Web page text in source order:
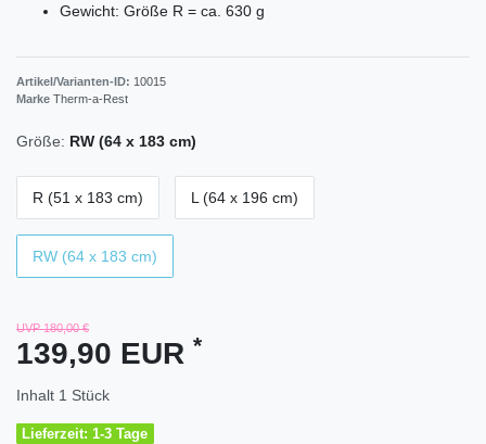
Gewicht: Größe R = ca. 630 g
Artikel/Varianten-ID: 10015
Marke Therm-a-Rest
Größe: RW (64 x 183 cm)
R (51 x 183 cm) L (64 x 196 cm)
RW (64 x 183 cm)
UVP 180,00 €
139,90 EUR *
Inhalt 1 Stück
Lieferzeit: 1-3 Tage